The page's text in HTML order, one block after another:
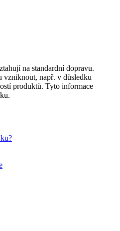
na standardní dopravu.
vzniknout, např. v důsledku
produktů. Tyto informace